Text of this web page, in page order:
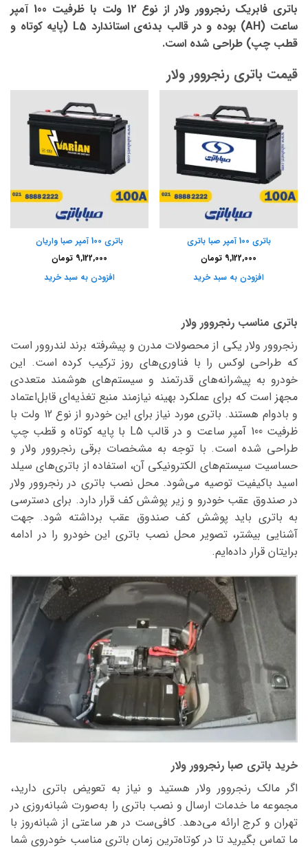
باتری فابریک رنجروور ولار از نوع 12 ولت با ظرفیت 100 آمپر
ساعت (AH) بوده و در قالب بدنه‌ی استاندارد L5 (پایه کوتاه و
قطب چپ) طراحی شده است.
قیمت باتری رنجروور ولار
باتری 100 آمپر صبا باتری
9,122,000 تومان
افزودن به سبد خرید
باتری 100 آمپر صبا واریان
9,122,000 تومان
افزودن به سبد خرید
باتری مناسب رنجروور ولار
رنجروور ولار یکی از محصولات مدرن و پیشرفته برند لندروور است
که طراحی لوکس را با فناوری‌های روز ترکیب کرده است. این
خودرو به پیشرانه‌های قدرتمند و سیستم‌های هوشمند متعددی
مجهز است که برای عملکرد بهینه نیازمند منبع تغذیه‌ای قابل‌اعتماد
و بادوام هستند. باتری مورد نیاز برای این خودرو از نوع 12 ولت با
ظرفیت 100 آمپر ساعت و در قالب L5 با پایه کوتاه و قطب چپ
طراحی شده است. با توجه به مشخصات برقی رنجروور ولار و
حساسیت سیستم‌های الکترونیکی آن، استفاده از باتری‌های سیلد
اسید باکیفیت توصیه می‌شود. محل نصب باتری در رنجروور ولار
در صندوق عقب خودرو و زیر پوشش کف قرار دارد. برای دسترسی
به باتری باید پوشش کف صندوق عقب برداشته شود. جهت
آشنایی بیشتر، تصویر محل نصب باتری این خودرو را در ادامه
برایتان قرار داده‌ایم.
خرید باتری صبا رنجروور ولار
اگر مالک رنجروور ولار هستید و نیاز به تعویض باتری دارید،
مجموعه ما خدمات ارسال و نصب باتری را به‌صورت شبانه‌روزی در
تهران و کرج ارائه می‌دهد. کافی‌ست در هر ساعتی از شبانه‌روز با
ما تماس بگیرید تا در کوتاه‌ترین زمان باتری مناسب خودروی شما